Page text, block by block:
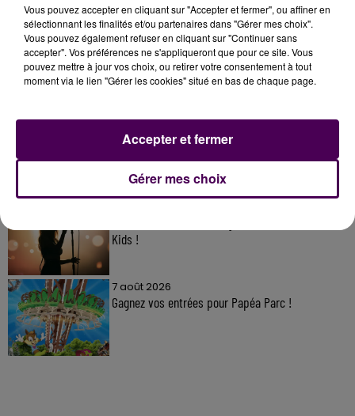
À LA UNE
Gagnez vos pass pour le V and B Fest' 2026 !
Kids !
7 août 2026
Gagnez vos entrées pour Papéa Parc !
Vous pouvez accepter en cliquant sur "Accepter et fermer", ou affiner en
sélectionnant les finalités et/ou partenaires dans "Gérer mes choix".
Vous pouvez également refuser en cliquant sur "Continuer sans
accepter". Vos préférences ne s'appliqueront que pour ce site. Vous
pouvez mettre à jour vos choix, ou retirer votre consentement à tout
moment via le lien "Gérer les cookies" situé en bas de chaque page.
Gérer mes choix
Accepter et fermer